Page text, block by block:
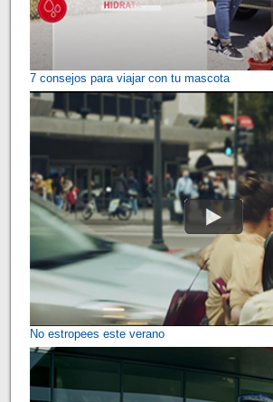
7 consejos para viajar con tu mascota
No estropees este verano